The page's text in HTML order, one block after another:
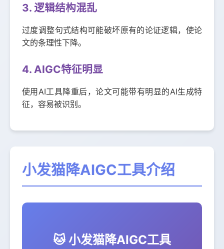
3. 逻辑结构混乱
过度调整句式结构可能破坏原有的论证逻辑，使论
文的条理性下降。
4. AIGC特征明显
使用AI工具降重后，论文可能带有明显的AI生成特
征，容易被识别。
小发猫降AIGC工具介绍
🐱 小发猫降AIGC工具